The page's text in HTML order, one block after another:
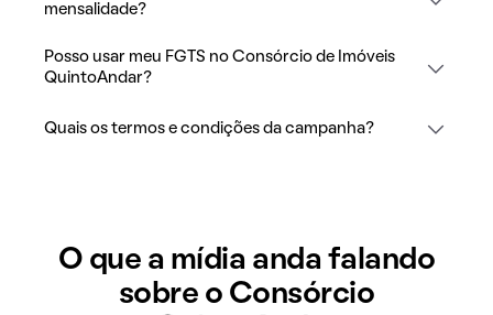
mensalidade?
Posso usar meu FGTS no Consórcio de Imóveis
QuintoAndar?
Quais os termos e condições da campanha?
O que a mídia anda falando
sobre o Consórcio